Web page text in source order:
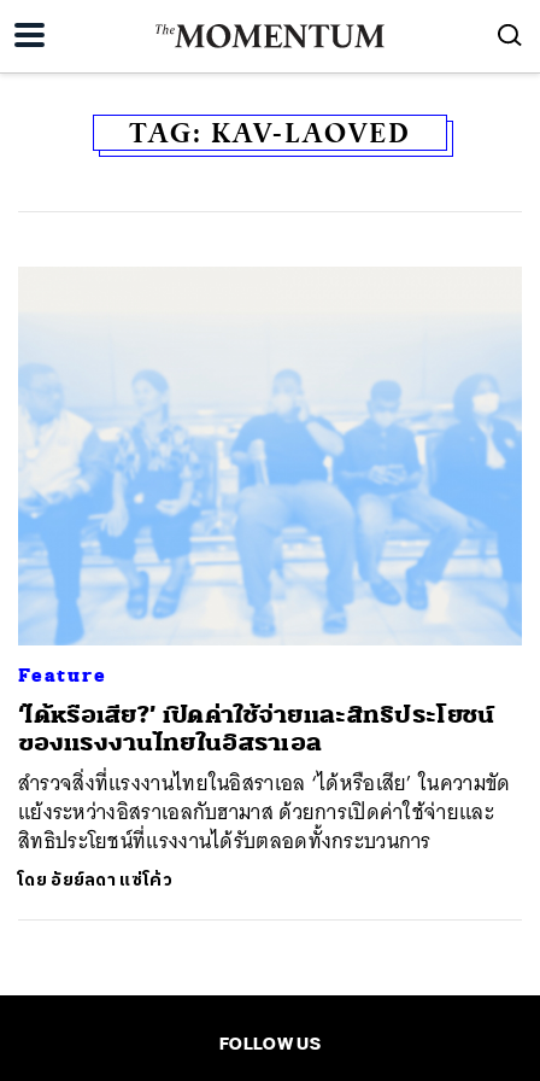
TAG: KAV-LAOVED
Feature
‘ได้หรือเสีย?’ เปิดค่าใช้จ่ายและสิทธิประโยชน์
ของแรงงานไทยในอิสราเอล
สำรวจสิ่งที่แรงงานไทยในอิสราเอล ‘ได้หรือเสีย’ ในความขัด
แย้งระหว่างอิสราเอลกับฮามาส ด้วยการเปิดค่าใช้จ่ายและ
สิทธิประโยชน์ที่แรงงานได้รับตลอดทั้งกระบวนการ
โดย อัยย์ลดา แซ่โค้ว
FOLLOW US
ค้นหา
SHARE TWEET LINE